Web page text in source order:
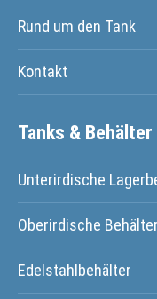
Rund um den Tank
Kontakt
Tanks & Behälter
Unterirdische
Oberirdische
Edelstahlbehälter